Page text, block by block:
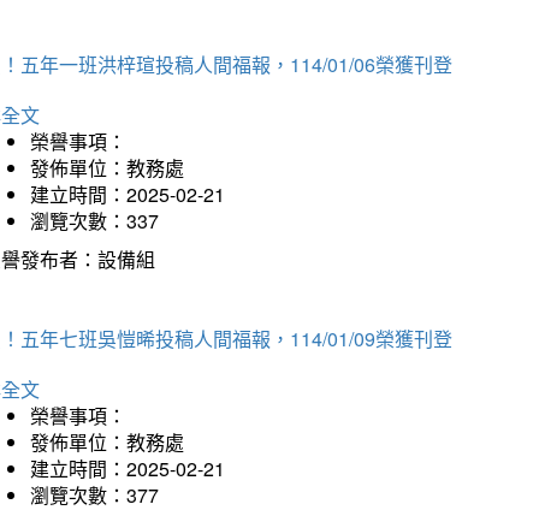
五年一班洪梓瑄投稿人間福報，114/01/06榮獲刊登
文
榮譽事項：
發佈單位：教務處
建立時間：2025-02-21
瀏覽次數：337
發布者：設備組
五年七班吳愷晞投稿人間福報，114/01/09榮獲刊登
文
榮譽事項：
發佈單位：教務處
建立時間：2025-02-21
瀏覽次數：377